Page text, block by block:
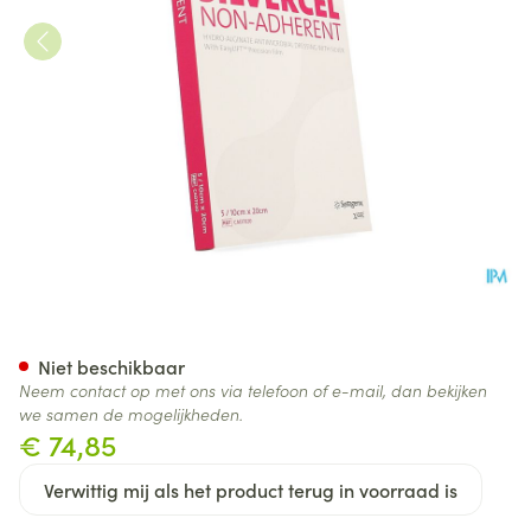
€ 74,85
Verwittig mij als het product terug in voorraad is
Niet beschikbaar
Neem contact op met ons via telefoon of e-mail, dan bekijken
we samen de mogelijkheden.